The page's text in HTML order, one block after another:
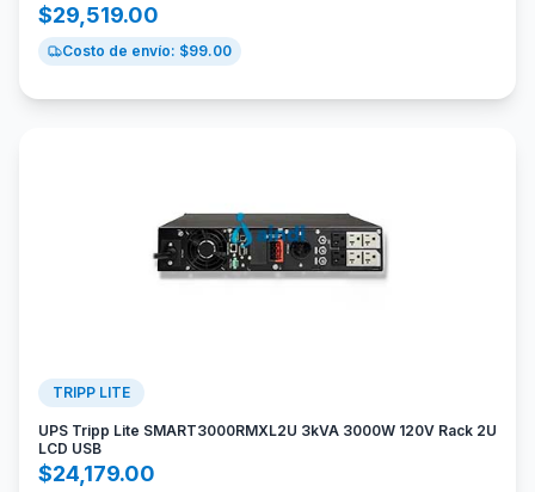
$29,519.00
Costo de envío: $99.00
TRIPP LITE
UPS Tripp Lite SMART3000RMXL2U 3kVA 3000W 120V Rack 2U
LCD USB
$24,179.00